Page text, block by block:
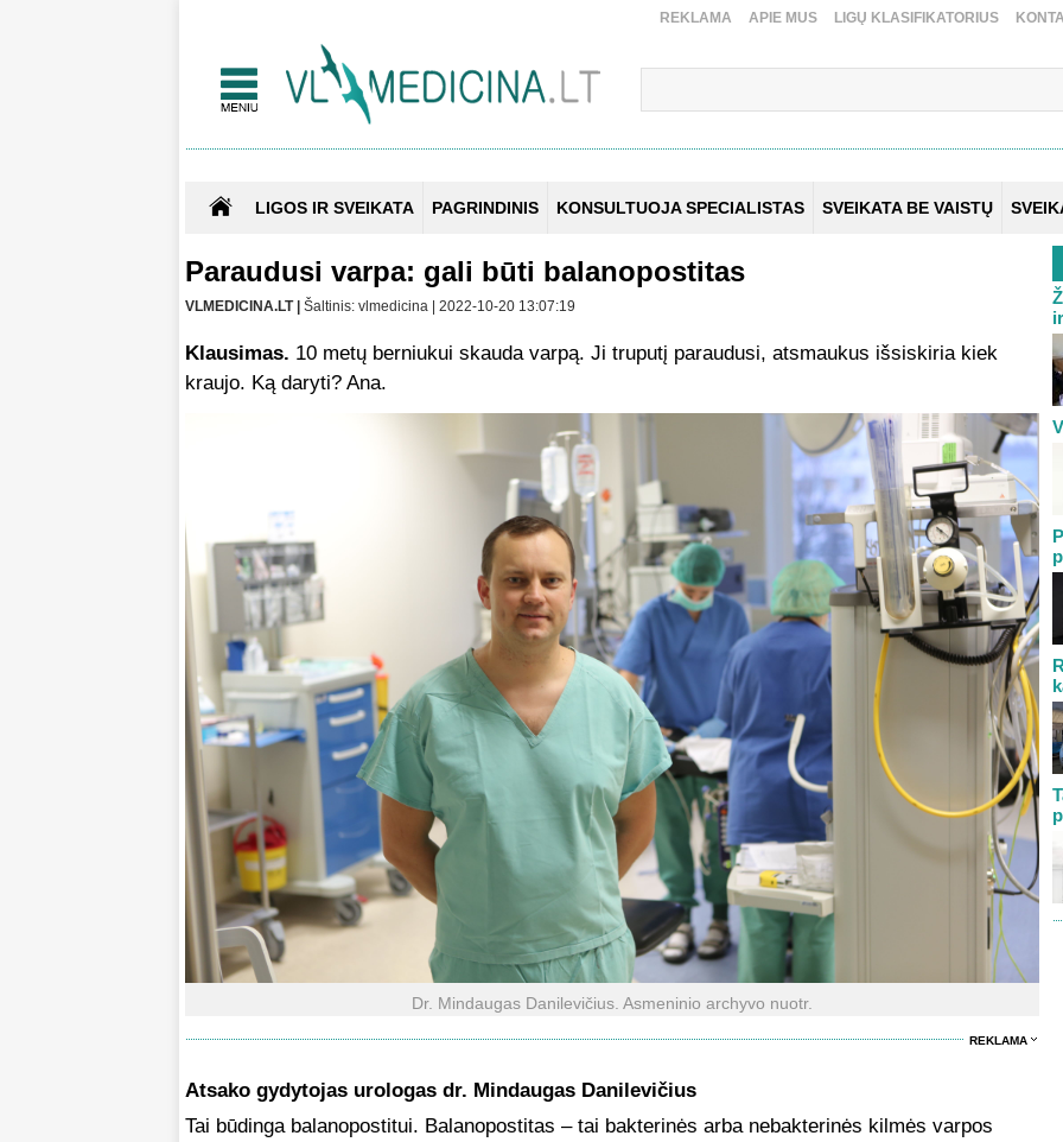
REKLAMA APIE MUS LIGŲ KLASIFIKATORIUS
LIGOS IR SVEIKATA PAGRINDINIS KONSULTUOJA SPECIALISTAS SVEIKATA BE VAISTŲ
Paraudusi varpa: gali būti balanopostitas
VLMEDICINA.LT | Šaltinis: vlmedicina | 2022-10-20 13:07:19
Klausimas. 10 metų berniukui skauda varpą. Ji truputį paraudusi, atsmaukus išsiskiria kiek
kraujo. Ką daryti? Ana.
Dr. Mindaugas Danilevičius. Asmeninio archyvo nuotr.
REKLAMA
Atsako gydytojas urologas dr. Mindaugas Danilevičius
Tai būdinga balanopostitui. Balanopostitas – tai bakterinės arba nebakterinės kilmės varpos